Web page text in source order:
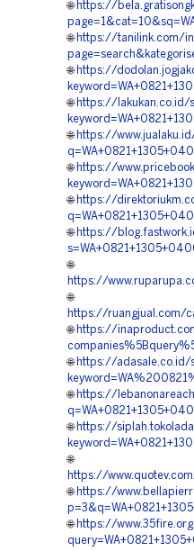
🌐 https://
🌐 https://tanilink.com/
🌐 https://
🌐 https://lakukan.co.id/
🌐 https://
🌐 https://
🌐 https://
🌐 https://
🌐
https://
🌐
https://ruangjual.com/
🌐 https://
🌐 https://adasale.co.id/
🌐 https://
🌐 https://
🌐
https://
🌐 https://
🌐 https://